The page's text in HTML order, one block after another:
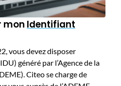
mon Identifiant
vous devez disposer
généré par l’Agence de la
Citeo se charge de